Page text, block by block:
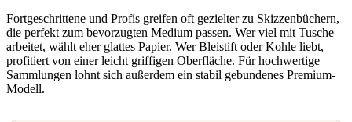
Fortgeschrittene und Profis greifen oft gezielter zu Skizzenbüchern,
die perfekt zum bevorzugten Medium passen. Wer viel mit Tusche
arbeitet, wählt eher glattes Papier. Wer Bleistift oder Kohle liebt,
profitiert von einer leicht griffigen Oberfläche. Für hochwertige
Sammlungen lohnt sich außerdem ein stabil gebundenes Premium-
Modell.